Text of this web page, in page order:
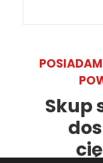
Skup